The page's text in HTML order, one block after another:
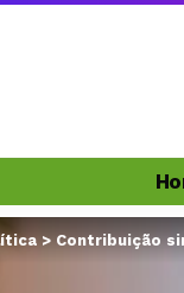
> Contribuição